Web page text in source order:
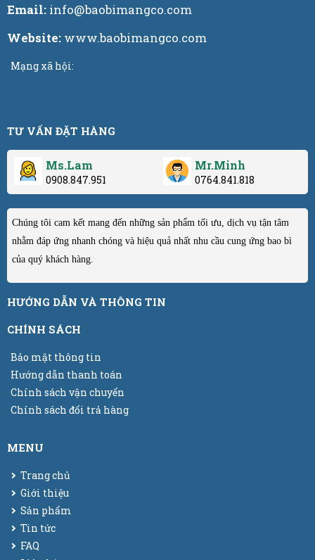
Email: info@baobimangco.com
Website: www.baobimangco.com
Mạng xã hội:
TƯ VẤN ĐẶT HÀNG
Ms.Lam
0908.847.951
Mr.Minh
0764.841.818
Chúng tôi cam kết mang đến những sản phẩm tối ưu, dịch vụ tận tâm
nhằm đáp ứng nhanh chóng và hiệu quả nhất nhu cầu cung ứng bao bì
của quý khách hàng.
HƯỚNG DẪN VÀ THÔNG TIN
CHÍNH SÁCH
Bảo mật thông tin
Hướng dẫn thanh toán
Chính sách vận chuyển
Chính sách đổi trả hàng
MENU
Trang chủ
Giới thiệu
Sản phẩm
Tin tức
FAQ